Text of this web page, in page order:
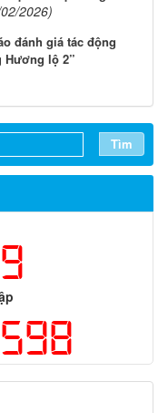
2026)
đánh giá tác động
lộ 2”
Tìm